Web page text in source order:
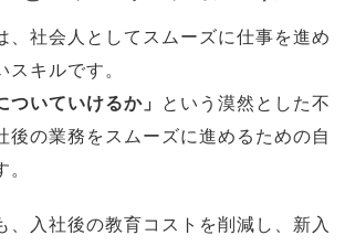
、社会人としてスムーズに仕事を進め
スキルです。
ついていけるか」
という漠然とした不
後の業務をスムーズに進めるための自
、入社後の教育コストを削減し、新入